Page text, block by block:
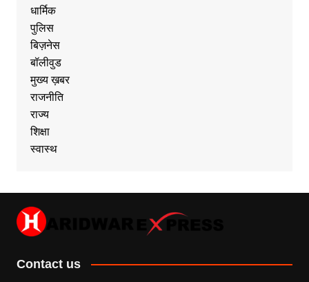
धार्मिक
पुलिस
बिज़नेस
बॉलीवुड
मुख्य ख़बर
राजनीति
राज्य
शिक्षा
स्वास्थ
Contact us